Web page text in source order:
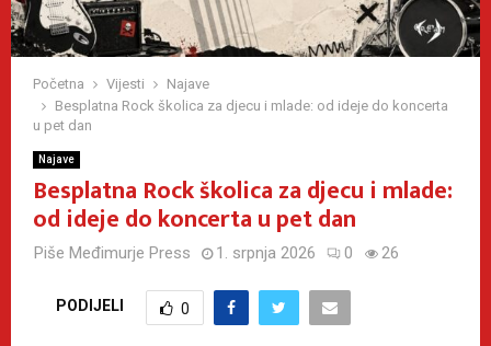
Početna Vijesti
Najave
Besplatna Rock školica za djecu i mlade: od ideje do koncerta
u pet dan
Najave
Besplatna Rock školica za djecu i mlade:
od ideje do koncerta u pet dan
Piše Međimurje Press 1. srpnja 2026 0 26
PODIJELI 0